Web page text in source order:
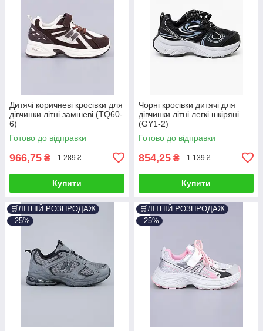
Дитячі коричневі кросівки для
дівчинки літні замшеві (TQ60-
6)
Готово до відправки
966,75 ₴ 1 289 ₴
Купити
Чорні кросівки дитячі для
дівчинки літні легкі шкіряні
(GY1-2)
Готово до відправки
854,25 ₴ 1 139 ₴
Купити
🛒ЛІТНІЙ РОЗПРОДАЖ
–25%
🛒ЛІТНІЙ РОЗПРОДАЖ
–25%